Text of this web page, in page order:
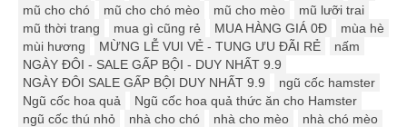
mũ cho chó
mũ cho chó mèo mũ cho mèo
mũ lưỡi trai
mũ thời trang
mua gì cũng rẻ MUA HÀNG GIÁ 0Đ
mùa hè
mùi hương
MỪNG LỄ VUI VẺ - TUNG ƯU ĐÃI RẺ
nấm
NGÀY ĐÔI - SALE GẤP BỘI - DUY NHẤT 9.9
NGÀY ĐÔI SALE GẤP BỘI DUY NHẤT 9.9
ngũ cốc hamster
Ngũ cốc hoa quả
Ngũ cốc hoa quả thức ăn cho Hamster
ngũ cốc thú nhỏ
nhà cho chó nhà cho mèo
nhà chó mèo